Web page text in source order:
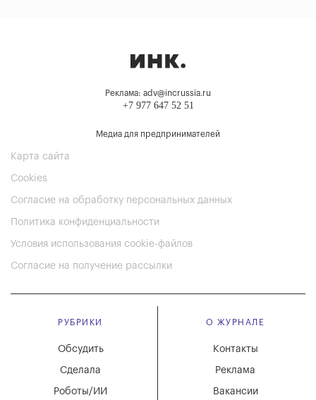
Реклама: adv@incrussia.ru
+7 977 647 52 51
Медиа для предпринимателей
Карта сайта
Cookies
Согласие на обработку персональных данных
Политика конфиденциальности
Условия использования cookie-файлов
Согласие на получение рассылки
РУБРИКИ
Обсудить
Сделала
Роботы/ИИ
О ЖУРНАЛЕ
Вакансии
Реклама
Контакты